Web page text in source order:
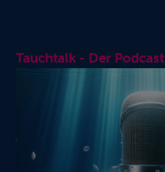
Tauchtalk - Der Podcast